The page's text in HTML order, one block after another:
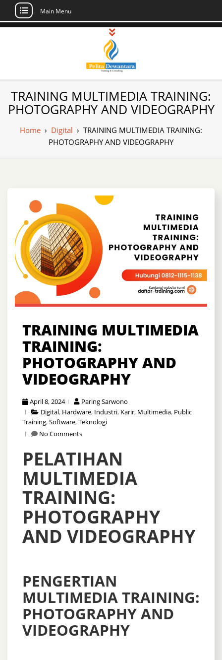
Skip
Main Menu
Pusat Pelatihan
dan Sertifikasi –
Daftar Training
Indonesia
Sertifikasi di Indonesia
TRAINING MULTIMEDIA TRAINING:
PHOTOGRAPHY AND VIDEOGRAPHY
Home › Digital › TRAINING MULTIMEDIA TRAINING:
PHOTOGRAPHY AND VIDEOGRAPHY
TRAINING MULTIMEDIA
TRAINING:
PHOTOGRAPHY AND
VIDEOGRAPHY
April 8, 2024
Paring Sarwono
Digital, Hardware, Industri, Karir, Multimedia, Public
Training,Software,Teknologi
No Comments
PELATIHAN
MULTIMEDIA
TRAINING:
PHOTOGRAPHY
AND VIDEOGRAPHY
PENGERTIAN
MULTIMEDIA TRAINING:
PHOTOGRAPHY AND
VIDEOGRAPHY